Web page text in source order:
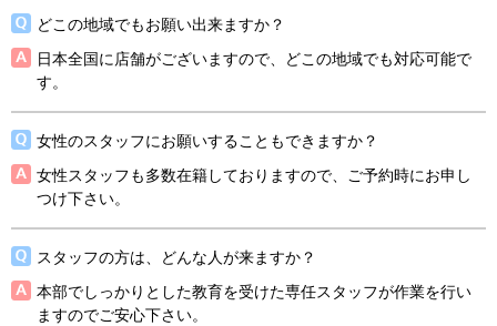
どこの地域でもお願い出来ますか？
日本全国に店舗がございますので、どこの地域でも対応可能で
す。
女性のスタッフにお願いすることもできますか？
女性スタッフも多数在籍しておりますので、ご予約時にお申し
つけ下さい。
スタッフの方は、どんな人が来ますか？
本部でしっかりとした教育を受けた専任スタッフが作業を行い
ますのでご安心下さい。